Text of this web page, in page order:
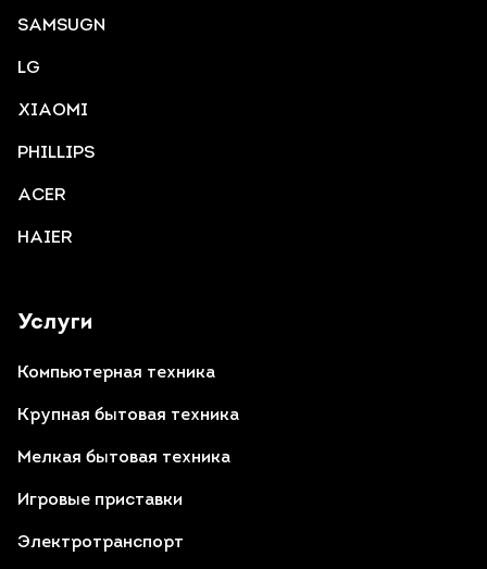
Услуги
Компьютерная техника
Крупная бытовая техника
Мелкая бытовая техника
Игровые приставки
Электротранспорт
SAMSUGN
LG
XIAOMI
PHILLIPS
ACER
HAIER